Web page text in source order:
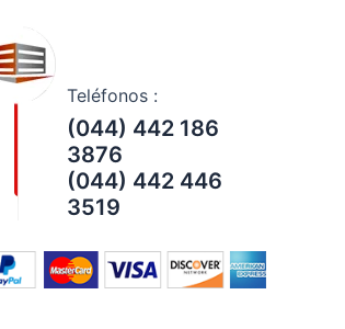
Teléfonos :
(044) 442 186
3876
(044) 442 446
3519